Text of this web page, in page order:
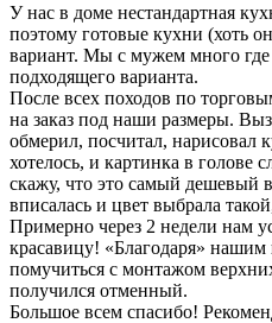
У нас в доме нестандартная
поэтому готовые кухни (хоть
вариант. Мы с мужем много
подходящего варианта.
После всех походов по
на заказ под наши размеры.
обмерил, посчитал, нарисовал
хотелось, и картинка в голове
скажу, что это самый дешевый
вписалась и цвет выбрала
Примерно через 2 недели нам
красавицу! «Благодаря»
помучиться с монтажом
получился отменный.
Большое всем спасибо!